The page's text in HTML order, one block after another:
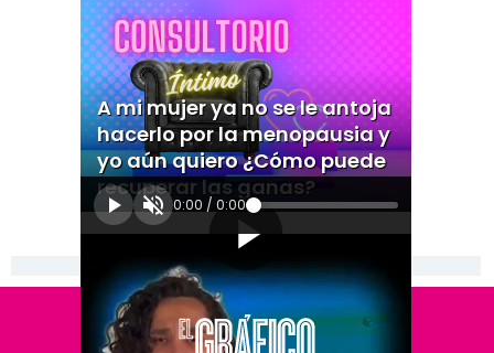
A mi mujer ya no se le antoja
hacerlo por la menopausia y
yo aún quiero ¿Cómo puede
recuperar las ganas?
0:00 / 0:00
[Publicidad]